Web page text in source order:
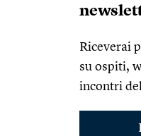
Riceverai
su ospiti,
incontri